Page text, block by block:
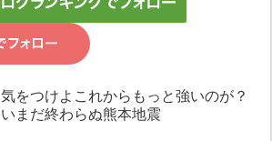
気をつけよこれからもっと強いのが？
いまだ終わらぬ熊本地震